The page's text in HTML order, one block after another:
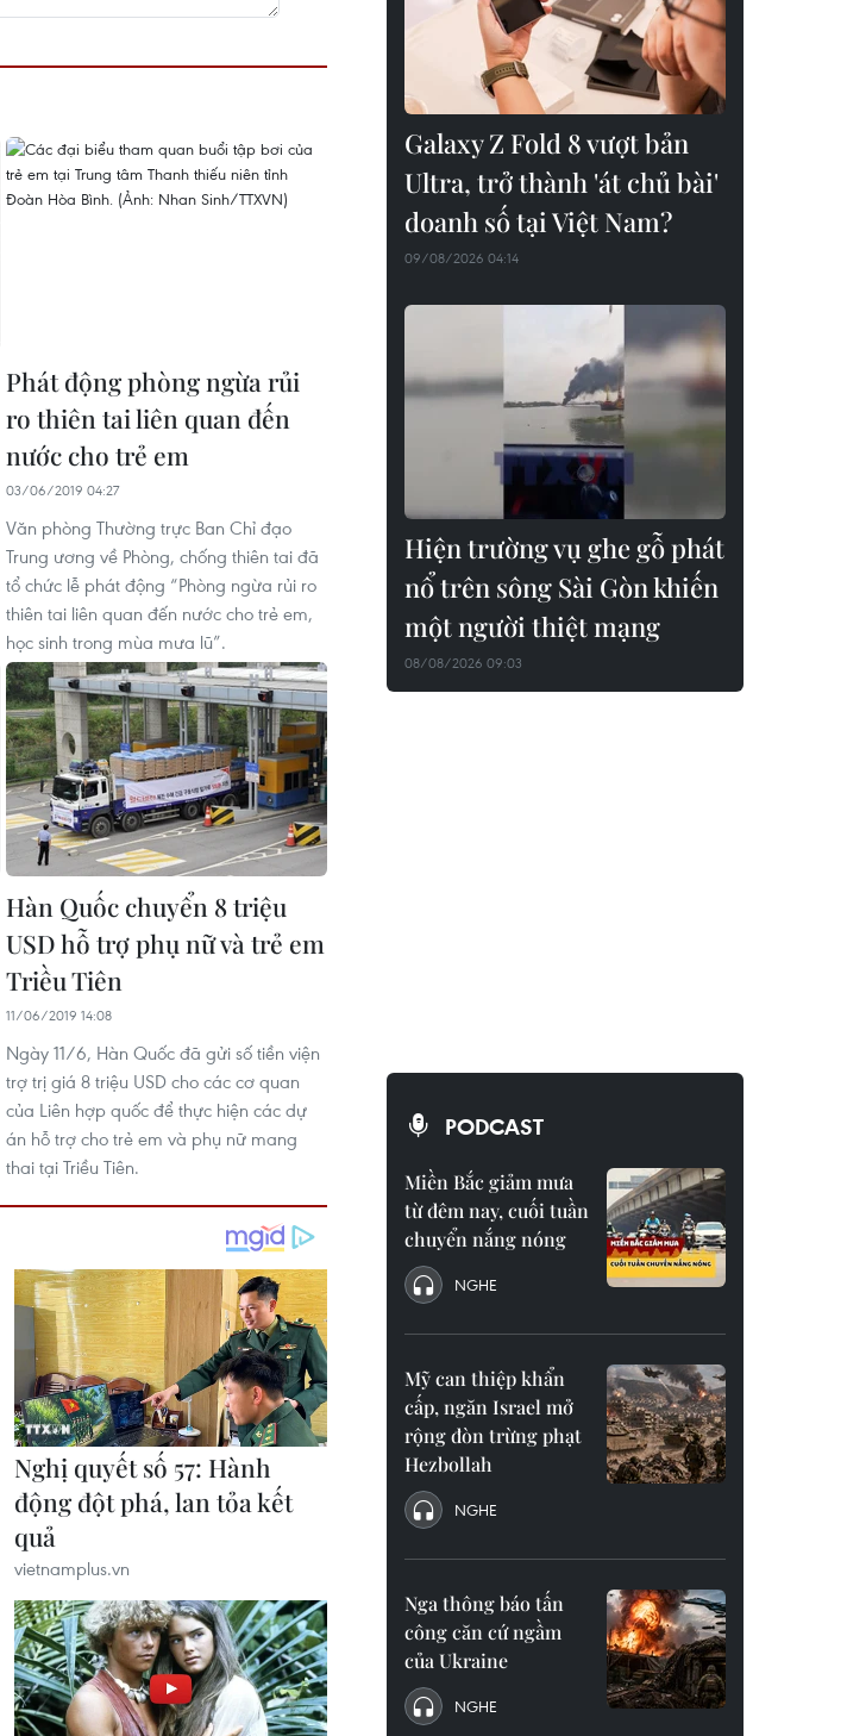
Phát động phòng ngừa rủi
ro thiên tai liên quan đến
nước cho trẻ em
03/06/2019 04:27
Văn phòng Thường trực Ban Chỉ đạo
Trung ương về Phòng, chống thiên tai đã
tổ chức lễ phát động “Phòng ngừa rủi ro
thiên tai liên quan đến nước cho trẻ em,
học sinh trong mùa mưa lũ”.
Hàn Quốc chuyển 8 triệu
USD hỗ trợ phụ nữ và trẻ em
Triều Tiên
11/06/2019 14:08
Ngày 11/6, Hàn Quốc đã gửi số tiền viện
trợ trị giá 8 triệu USD cho các cơ quan
của Liên hợp quốc để thực hiện các dự
án hỗ trợ cho trẻ em và phụ nữ mang
thai tại Triều Tiên.
Galaxy Z Fold 8 vượt bản
Ultra, trở thành 'át chủ bài'
doanh số tại Việt Nam?
09/08/2026 04:14
Hiện trường vụ ghe gỗ phát
nổ trên sông Sài Gòn khiến
một người thiệt mạng
08/08/2026 09:03
PODCAST
Miền Bắc giảm mưa
từ đêm nay, cuối tuần
chuyển nắng nóng
NGHE
Mỹ can thiệp khẩn
cấp, ngăn Israel mở
rộng đòn trừng phạt
Hezbollah
NGHE
Nga thông báo tấn
công căn cứ ngầm
của Ukraine
NGHE